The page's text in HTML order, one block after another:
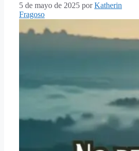
5 de mayo de 2025 porKatherin
Fragoso